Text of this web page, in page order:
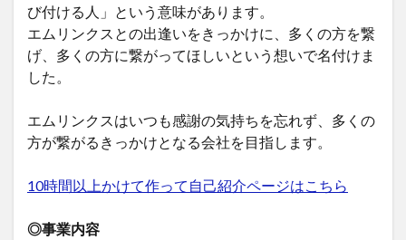
び付ける人」という意味があります。
エムリンクスとの出逢いをきっかけに、多くの方を繋
げ、多くの方に繋がってほしいという想いで名付けま
した。
エムリンクスはいつも感謝の気持ちを忘れず、多くの
方が繋がるきっかけとなる会社を目指します。
10時間以上かけて作って自己紹介ページはこちら
◎事業内容